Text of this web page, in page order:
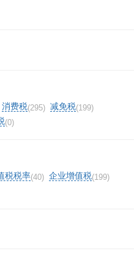
消费税(295) 减免税(199)
(0)
税税率(40) 企业增值税(199)